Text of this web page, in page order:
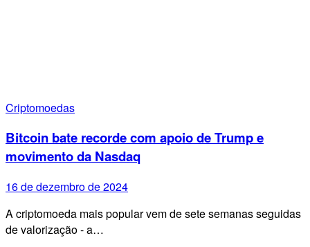
Criptomoedas
Bitcoin bate recorde com apoio de Trump e
movimento da Nasdaq
16 de dezembro de 2024
A criptomoeda mais popular vem de sete semanas seguidas
de valorização - a…